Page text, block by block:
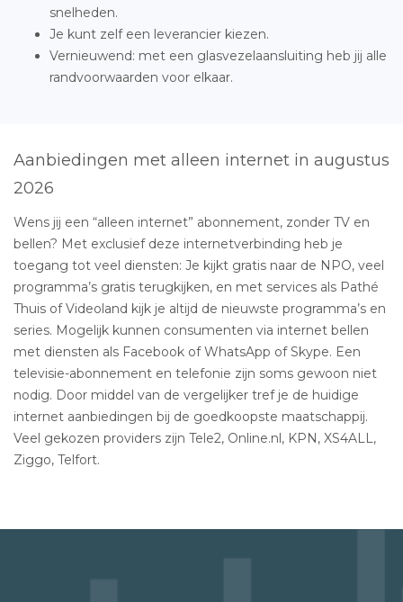
snelheden.
Je kunt zelf een leverancier kiezen.
Vernieuwend: met een glasvezelaansluiting heb jij alle
randvoorwaarden voor elkaar.
Aanbiedingen met alleen internet in augustus
2026
Wens jij een “alleen internet” abonnement, zonder TV en
bellen? Met exclusief deze internetverbinding heb je
toegang tot veel diensten: Je kijkt gratis naar de NPO, veel
programma’s gratis terugkijken, en met services als Pathé
Thuis of Videoland kijk je altijd de nieuwste programma’s en
series. Mogelijk kunnen consumenten via internet bellen
met diensten als Facebook of WhatsApp of Skype. Een
televisie-abonnement en telefonie zijn soms gewoon niet
nodig. Door middel van de vergelijker tref je de huidige
internet aanbiedingen bij de goedkoopste maatschappij.
Veel gekozen providers zijn Tele2, Online.nl, KPN, XS4ALL,
Ziggo, Telfort.